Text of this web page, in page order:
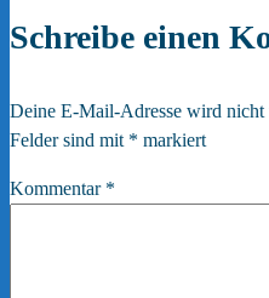
Schreibe einen
Deine E-Mail-Adresse wird
Felder sind mit * markiert
Kommentar *